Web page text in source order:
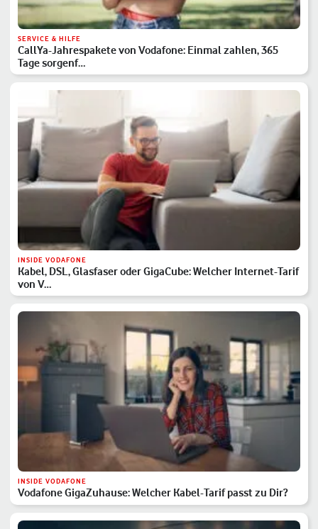
SERVICE & HILFE
CallYa-Jahrespakete von Vodafone: Einmal zahlen, 365
Tage sorgenf…
INSIDE VODAFONE
Kabel, DSL, Glasfaser oder GigaCube: Welcher Internet-Tarif
von V…
INSIDE VODAFONE
Vodafone GigaZuhause: Welcher Kabel-Tarif passt zu Dir?